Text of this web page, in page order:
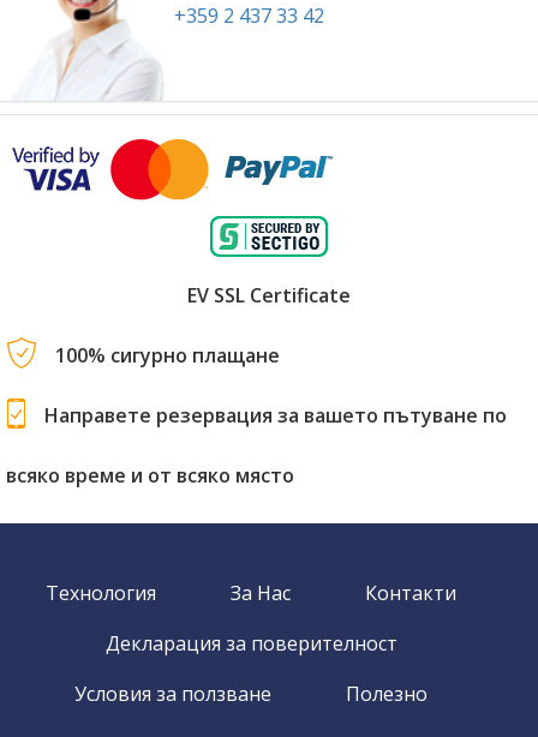
+359 2 437 33 42
EV SSL Certificate
100% сигурно плащане
Направете резервация за вашето пътуване по
всяко време и от всяко място
Технология За Нас
Контакти
Декларация за поверителност
Условия за ползване
Полезно